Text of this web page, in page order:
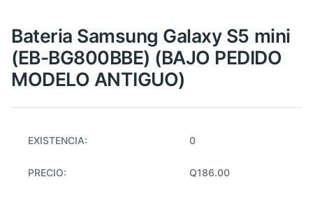
Bateria Samsung Galaxy S5 mini
(EB-BG800BBE) (BAJO PEDIDO
MODELO ANTIGUO)
EXISTENCIA: 0
PRECIO: Q186.00